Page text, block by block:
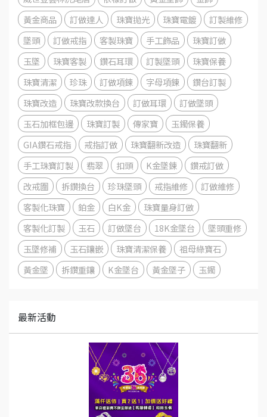
黃金商品
訂做達人 珠寶拋光 珠寶電鍍
訂製維修
墜頭
訂做戒指 客製珠寶 手工飾品
珠寶訂做
玉墜
珠寶客製 鑽石耳環 訂製墜頭
珠寶保養
珠寶清潔
珍珠 訂做項鍊 字母項鍊
鑽台訂製
珠寶改造
珠寶改款換台 訂做耳環
訂做墜頭
玉石加框包邊
珠寶訂製 傳家寶
玉鐲保養
GIA鑽石戒指
戒指訂做 珠寶翻新改造
珠寶翻新
手工珠寶訂製
翡翠 扣頭 K金墜鍊
鑽戒訂做
改戒圍
拆鑽換台 珍珠墜頭 戒指維修
訂做維修
客製化珠寶
鉑金 白K金
珠寶量身訂做
客製化訂製
玉石 訂做墜台 18K金墜台
墜頭重修
玉墜修補
玉石鑲嵌 珠寶清潔保養
祖母綠寶石
黃金墜
拆鑽重鑲 K金墜台 黃金墜子 玉鐲
最新活動